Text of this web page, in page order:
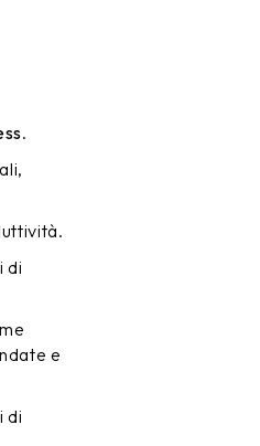
.
di
e
di